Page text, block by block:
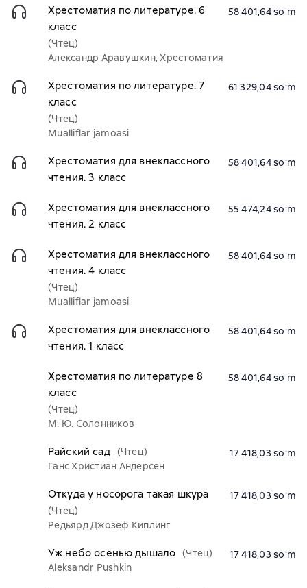
Хрестоматия по литературе. 6
класс
(Чтец)
Александр Аравушкин, Хрестоматия
58 401,64 soʻm
Хрестоматия по литературе. 7
класс
(Чтец)
Mualliflar jamoasi
61 329,04 soʻm
Хрестоматия для внеклассного
чтения. 3 класс
58 401,64 soʻm
Хрестоматия для внеклассного
чтения. 2 класс
55 474,24 soʻm
Хрестоматия для внеклассного
чтения. 4 класс
(Чтец)
Mualliflar jamoasi
58 401,64 soʻm
Хрестоматия для внеклассного
чтения. 1 класс
58 401,64 soʻm
Хрестоматия по литературе 8
класс
(Чтец)
М. Ю. Солонников
58 401,64 soʻm
Райский сад (Чтец)
Ганс Христиан Андерсен
17 418,03 soʻm
Откуда у носорога такая шкура
(Чтец)
Редьярд Джозеф Киплинг
17 418,03 soʻm
Уж небо осенью дышало (Чтец)
Aleksandr Pushkin
17 418,03 soʻm